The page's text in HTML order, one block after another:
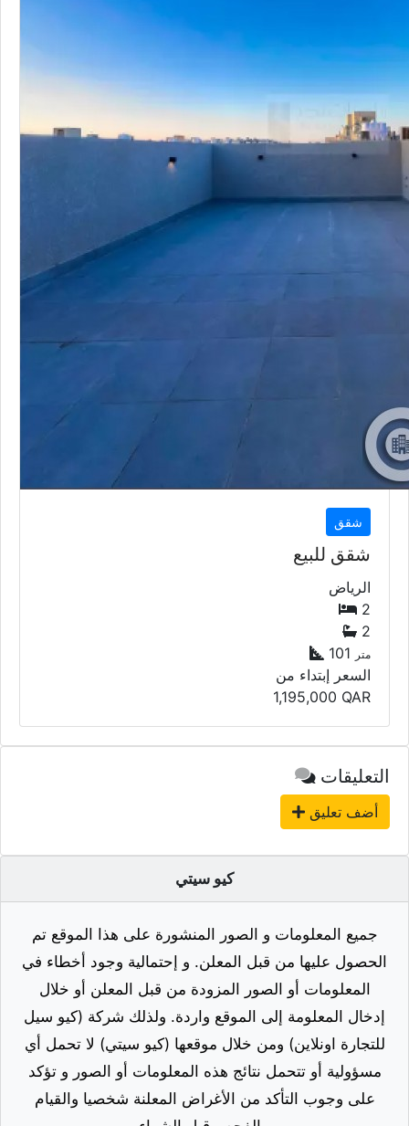
شقق
شقق للبيع
الرياض
2
2
101
متر
السعر إبتداء من
1,195,000 QAR
التعليقات
أضف تعليق
كيو سيتي
جميع المعلومات و الصور المنشورة على هذا الموقع تم
الحصول عليها من قبل المعلن. و إحتمالية وجود أخطاء في
المعلومات أو الصور المزودة من قبل المعلن أو خلال
إدخال المعلومة إلى الموقع واردة. ولذلك شركة (كيو سيل
للتجارة اونلاين) ومن خلال موقعها (كيو سيتي) لا تحمل أي
مسؤولية أو تتحمل نتائج هذه المعلومات أو الصور و تؤكد
على وجوب التأكد من الأغراض المعلنة شخصيا والقيام